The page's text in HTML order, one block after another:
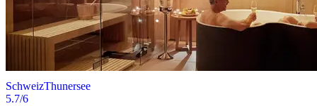
SchweizThunersee
5.7/6